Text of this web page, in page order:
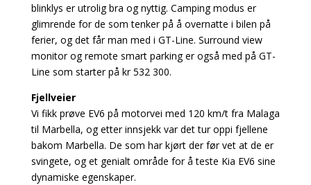
blinklys er utrolig bra og nyttig. Camping modus er
glimrende for de som tenker på å overnatte i bilen på
ferier, og det får man med i GT-Line. Surround view
monitor og remote smart parking er også med på GT-
Line som starter på kr 532 300.
Fjellveier
Vi fikk prøve EV6 på motorvei med 120 km/t fra Malaga
til Marbella, og etter innsjekk var det tur oppi fjellene
bakom Marbella. De som har kjørt der før vet at de er
svingete, og et genialt område for å teste Kia EV6 sine
dynamiske egenskaper.